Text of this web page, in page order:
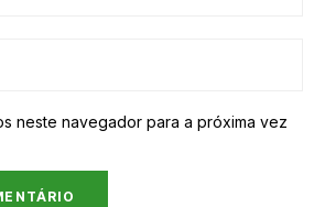
neste navegador para a próxima vez